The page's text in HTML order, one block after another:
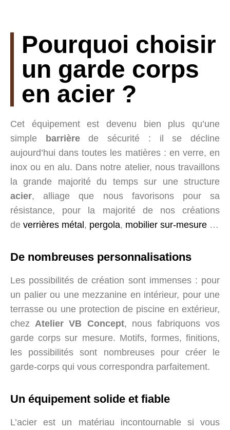
Pourquoi choisir
un garde corps
en acier ?
Cet équipement est devenu bien plus qu’une
simple
barrièrede sécurité : il se décline
aujourd’hui dans toutes les matières : en verre, en
inox ou en alu. Dans notre atelier, nous travaillons
la grande majorité du temps sur une structure
acier, alliage que nous favorisons pour sa
résistance, pour la majorité de nos créations
de verrières métal , pergola, mobilier sur-mesure …
De nombreuses personnalisations
Les possibilités de création sont immenses : pour
un palier ou une mezzanine en intérieur, pour une
terrasse ou une protection de piscine en extérieur,
chezAtelier VB Concept, nous fabriquons vos
garde corps sur mesure. Motifs, formes, finitions,
les possibilités sont nombreuses pour créer le
garde-corps qui vous correspondra parfaitement.
Un équipement solide et fiable
L’acier est un matériau incontournable si vous